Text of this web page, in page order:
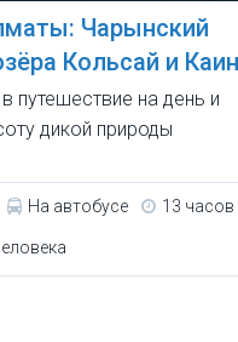
Чарынский
Кольсай и
путешествие на день и
дикой природы
На автобусе 13 часов